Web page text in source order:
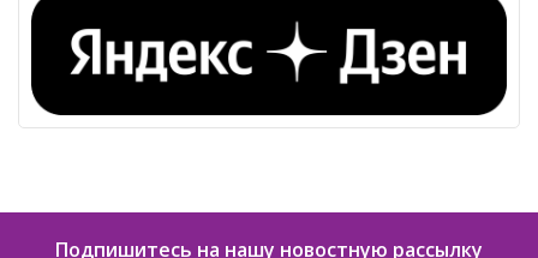
Подпишитесь на нашу новостную рассылку